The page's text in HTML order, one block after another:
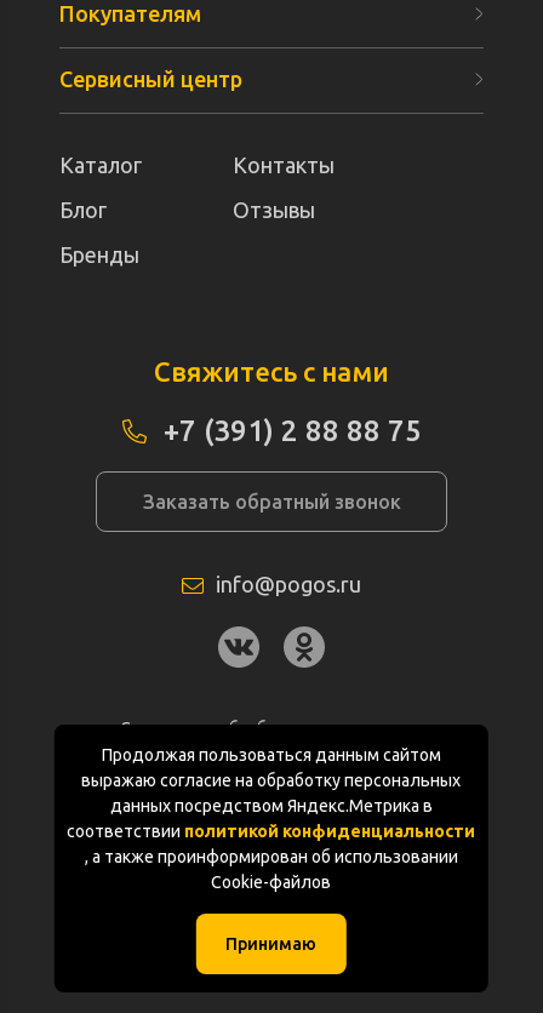
Продолжая пользоваться данным сайтом
выражаю согласие на обработку персональных
данных посредством Яндекс.Метрика в
соответствии политикой конфиденциальности
, а также проинформирован об использовании
Cookie-файлов
Принимаю
Покупателям
Сервисный центр
Каталог
Контакты
Блог
Отзывы
Бренды
Свяжитесь с нами
+7 (391) 2 88 88 75
Заказать обратный звонок
info@pogos.ru
Согласие на обработку персональных
данных
Политика конфиденциальности
Документация
(с) «POGOS.ru» 2010-2026 (ИП Чивчян М.Р.)